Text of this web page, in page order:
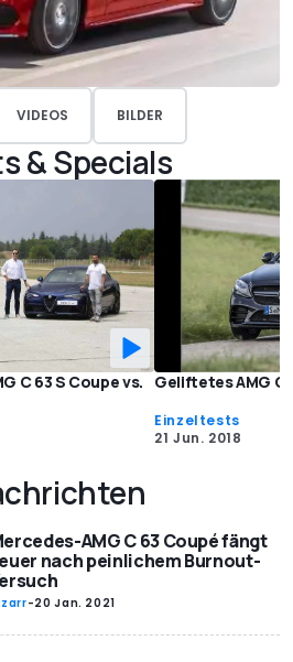
VIDEOS BILDER
& Specials
C 63 S Coupe vs.
Geliftetes AMG C
Einzeltests
21 Jun. 2018
AMG C 63 Coupé fängt
nach peinlichem Burnout-
-20 Jan. 2021